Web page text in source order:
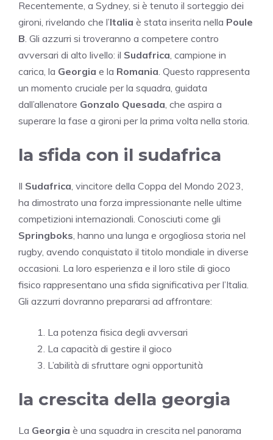
Recentemente, a Sydney, si è tenuto il sorteggio dei
gironi, rivelando che l’Italia è stata inserita nella Poule
B . Gli azzurri si troveranno a competere contro
avversari di alto livello: il Sudafrica , campione in
carica, la Georgia e la Romania . Questo rappresenta
un momento cruciale per la squadra, guidata
dall’allenatore Gonzalo Quesada , che aspira a
superare la fase a gironi per la prima volta nella storia.
la sfida con il sudafrica
Il Sudafrica , vincitore della Coppa del Mondo 2023,
ha dimostrato una forza impressionante nelle ultime
competizioni internazionali. Conosciuti come gli
Springboks , hanno una lunga e orgogliosa storia nel
rugby, avendo conquistato il titolo mondiale in diverse
occasioni. La loro esperienza e il loro stile di gioco
fisico rappresentano una sfida significativa per l’Italia.
Gli azzurri dovranno prepararsi ad affrontare:
La potenza fisica degli avversari
La capacità di gestire il gioco
L’abilità di sfruttare ogni opportunità
la crescita della georgia
La Georgia è una squadra in crescita nel panorama